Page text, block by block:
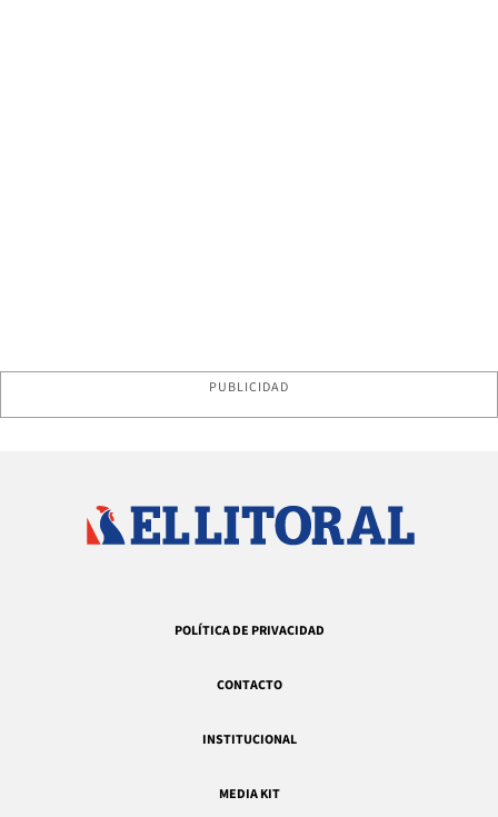
PUBLICIDAD
POLÍTICA DE PRIVACIDAD
CONTACTO
INSTITUCIONAL
MEDIA KIT